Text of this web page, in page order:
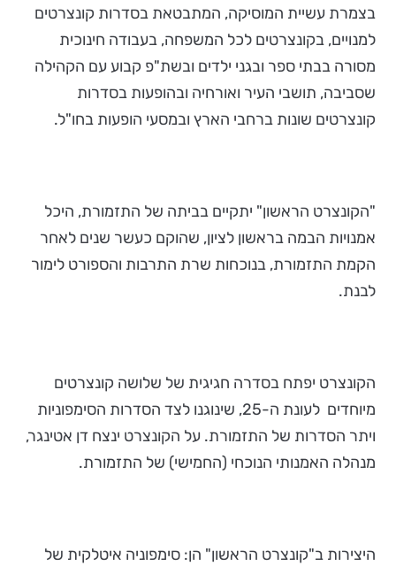
בצמרת עשיית המוסיקה, המתבטאת בסדרות קונצרטים
למנויים, בקונצרטים לכל המשפחה, בעבודה חינוכית
מסורה בבתי ספר ובגני ילדים ובשת"פ קבוע עם הקהילה
שסביבה, תושבי העיר ואורחיה ובהופעות בסדרות
קונצרטים שונות ברחבי הארץ ובמסעי הופעות בחו"ל.
"הקונצרט הראשון" יתקיים בביתה של התזמורת, היכל
אמנויות הבמה בראשון לציון, שהוקם כעשר שנים לאחר
הקמת התזמורת, בנוכחות שרת התרבות והספורט לימור
לבנת.
הקונצרט יפתח בסדרה חגיגית של שלושה קונצרטים
מיוחדים לעונת ה-25, שינוגנו לצד הסדרות הסימפוניות
ויתר הסדרות של התזמורת. על הקונצרט ינצח דן אטינגר,
מנהלה האמנותי הנוכחי (החמישי) של התזמורת.
היצירות ב"קונצרט הראשון" הן: סימפוניה איטלקית של